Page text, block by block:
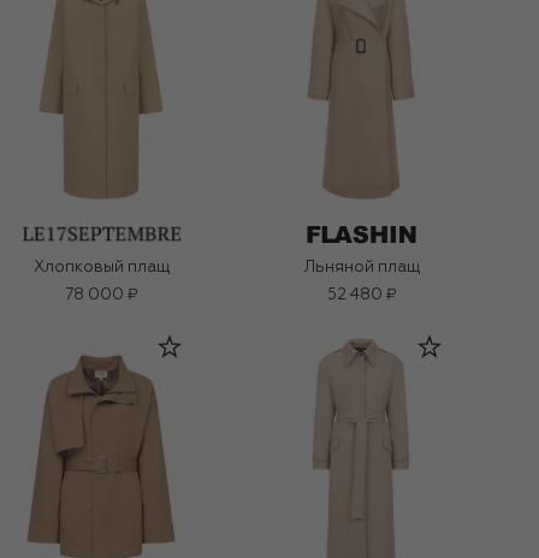
Хлопковый плащ
78 000 ₽
Льняной плащ
52 480 ₽